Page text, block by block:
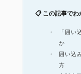
📋 この記事でわ
「囲い
か
囲い込
方